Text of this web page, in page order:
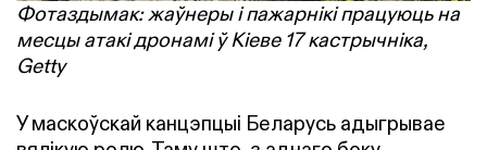
Фотаздымак: жаўнеры і пажарнікі працуюць на
месцы атакі дронамі ў Кіеве 17 кастрычніка,
Getty
У маскоўскай канцэпцыі Беларусь адыгрывае